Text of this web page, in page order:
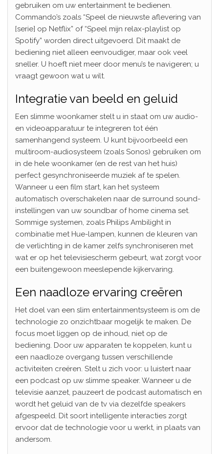
gebruiken om uw entertainment te bedienen.
Commando’s zoals “Speel de nieuwste aflevering van
[serie] op Netflix” of “Speel mijn relax-playlist op
Spotify” worden direct uitgevoerd. Dit maakt de
bediening niet alleen eenvoudiger, maar ook veel
sneller. U hoeft niet meer door menu’s te navigeren; u
vraagt gewoon wat u wilt.
Integratie van beeld en geluid
Een slimme woonkamer stelt u in staat om uw audio-
en videoapparatuur te integreren tot één
samenhangend systeem. U kunt bijvoorbeeld een
multiroom-audiosysteem (zoals Sonos) gebruiken om
in de hele woonkamer (en de rest van het huis)
perfect gesynchroniseerde muziek af te spelen.
Wanneer u een film start, kan het systeem
automatisch overschakelen naar de surround sound-
instellingen van uw soundbar of home cinema set.
Sommige systemen, zoals Philips Ambilight in
combinatie met Hue-lampen, kunnen de kleuren van
de verlichting in de kamer zelfs synchroniseren met
wat er op het televisiescherm gebeurt, wat zorgt voor
een buitengewoon meeslepende kijkervaring.
Een naadloze ervaring creëren
Het doel van een slim entertainmentsysteem is om de
technologie zo onzichtbaar mogelijk te maken. De
focus moet liggen op de inhoud, niet op de
bediening. Door uw apparaten te koppelen, kunt u
een naadloze overgang tussen verschillende
activiteiten creëren. Stelt u zich voor: u luistert naar
een podcast op uw slimme speaker. Wanneer u de
televisie aanzet, pauzeert de podcast automatisch en
wordt het geluid van de tv via dezelfde speakers
afgespeeld. Dit soort intelligente interacties zorgt
ervoor dat de technologie voor u werkt, in plaats van
andersom.